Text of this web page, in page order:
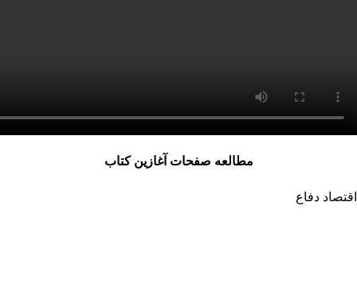
مطالعه صفحات آغازین کتاب
اقتصاد دفاع